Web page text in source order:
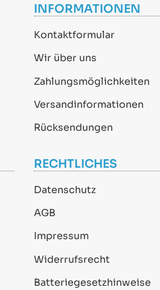
INFORMATIONEN
Kontaktformular
Wir über uns
Zahlungsmöglichkeiten
Versandinformationen
Rücksendungen
RECHTLICHES
Datenschutz
AGB
Impressum
Widerrufsrecht
Batteriegesetzhinweise